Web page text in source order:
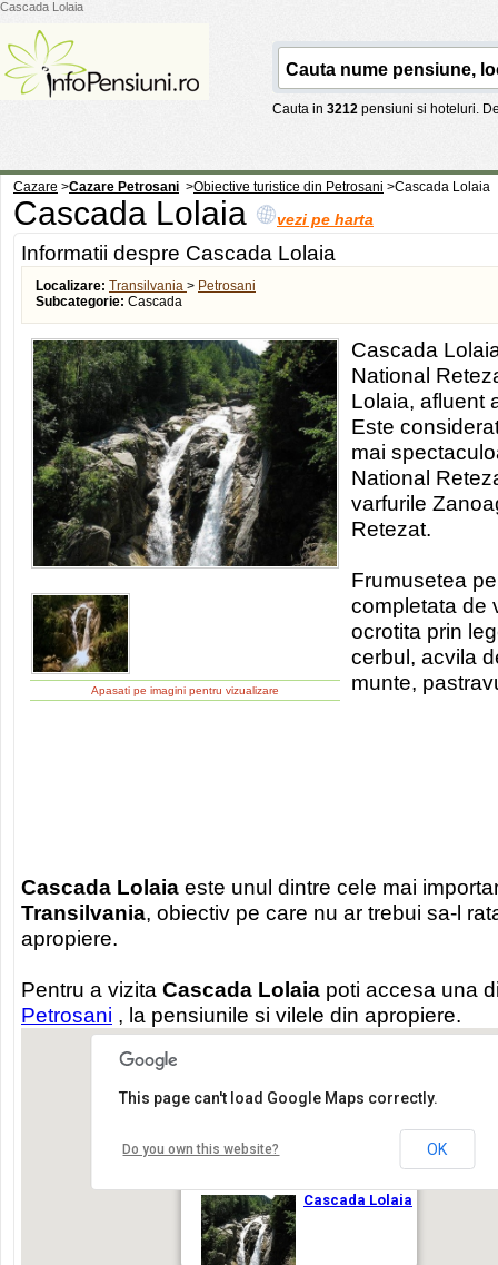
Cascada Lolaia
Cauta in 3212 pensiuni si hoteluri.
Cazare >Cazare Petrosani >Obiective turistice din Petrosani >Cascada Lolaia
Cascada Lolaia vezi pe harta
Informatii despre Cascada Lolaia
Localizare: Transilvania > Petrosani
Subcategorie: Cascada
Apasati pe imagini pentru vizualizare
Cascada
National
Lolaia, afluent
Este
mai
National
varfurile
Retezat.
Frumusetea
completata de
ocrotita prin
cerbul, acvila
munte,
Cascada Lolaia este unul dintre cele mai
Transilvania, obiectiv pe care nu ar trebui sa-l
apropiere.
Pentru a vizita Cascada Lolaia poti accesa una
Petrosani , la pensiunile si vilele din apropiere.